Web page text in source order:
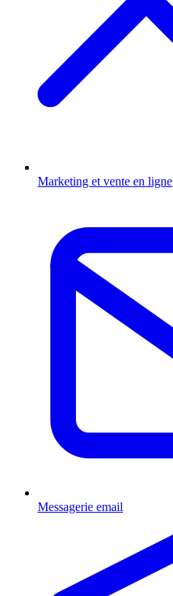
Marketing et vente en ligne
Messagerie email